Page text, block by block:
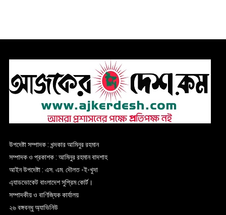
উপদেষ্টা সম্পাদক : খন্দকার আমিনুর রহমান
সম্পাদক ও প্রকাশক : আমিনুর রহমান বাদশাহ
আইন উপদেষ্টা : এস. এম. দৌলত -ই-খুদা
এ্যাডভোকেট বাংলাদেশ সুপ্রিম কোর্ট।
সম্পাদকীয় ও বাণিজ্যিক কার্যালয়
২৬ বঙ্গবন্ধু অ্যাভিনিউ